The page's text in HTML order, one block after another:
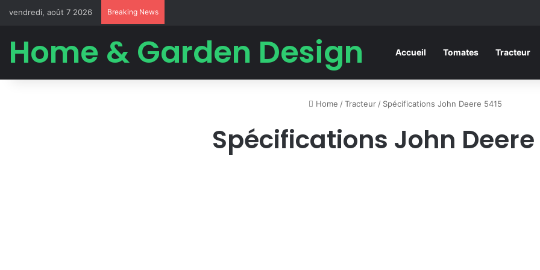
vendredi, août 7 2026 Breaking News
Home & Garden Design Accueil Tomates Tracteur
Home / Tracteur / Spécifications John Deere 5415
Spécifications John Deere